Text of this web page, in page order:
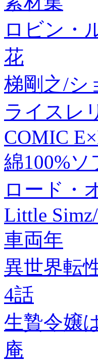
ロビン・
花
梯剛之/シ
ライスレ
COMIC
綿100%
ロード・
Little
車両年
異世界転
4話
生贄令嬢
庵